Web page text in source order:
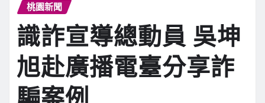
桃園新聞
識詐宣導總動員 吳坤
旭赴廣播電臺分享詐
騙案例